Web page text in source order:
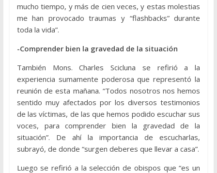
mucho tiempo, y más de cien veces, y estas molestias
me han provocado traumas y “flashbacks” durante
toda la vida”.
-Comprender bien la gravedad de la situación
También Mons. Charles Scicluna se refirió a la
experiencia sumamente poderosa que representó la
reunión de esta mañana. “Todos nosotros nos hemos
sentido muy afectados por los diversos testimonios
de las víctimas, de las que hemos podido escuchar sus
voces, para comprender bien la gravedad de la
situación”. De ahí la importancia de escucharlas,
subrayó, de donde “surgen deberes que llevar a casa”.
Luego se refirió a la selección de obispos que “es un